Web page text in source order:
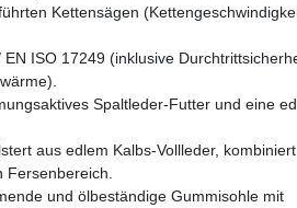
Kettensägen
ISO 17249 (inklusive
Spaltleder-Futter und eine
aus edlem Kalbs-Vollleder, kombiniert
und ölbeständige Gummisohle mit